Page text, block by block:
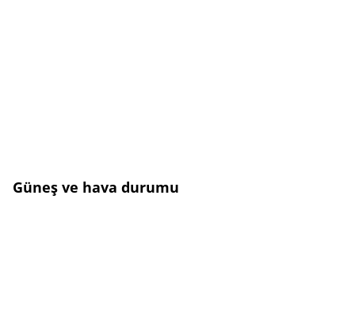
Güneş ve hava durumu